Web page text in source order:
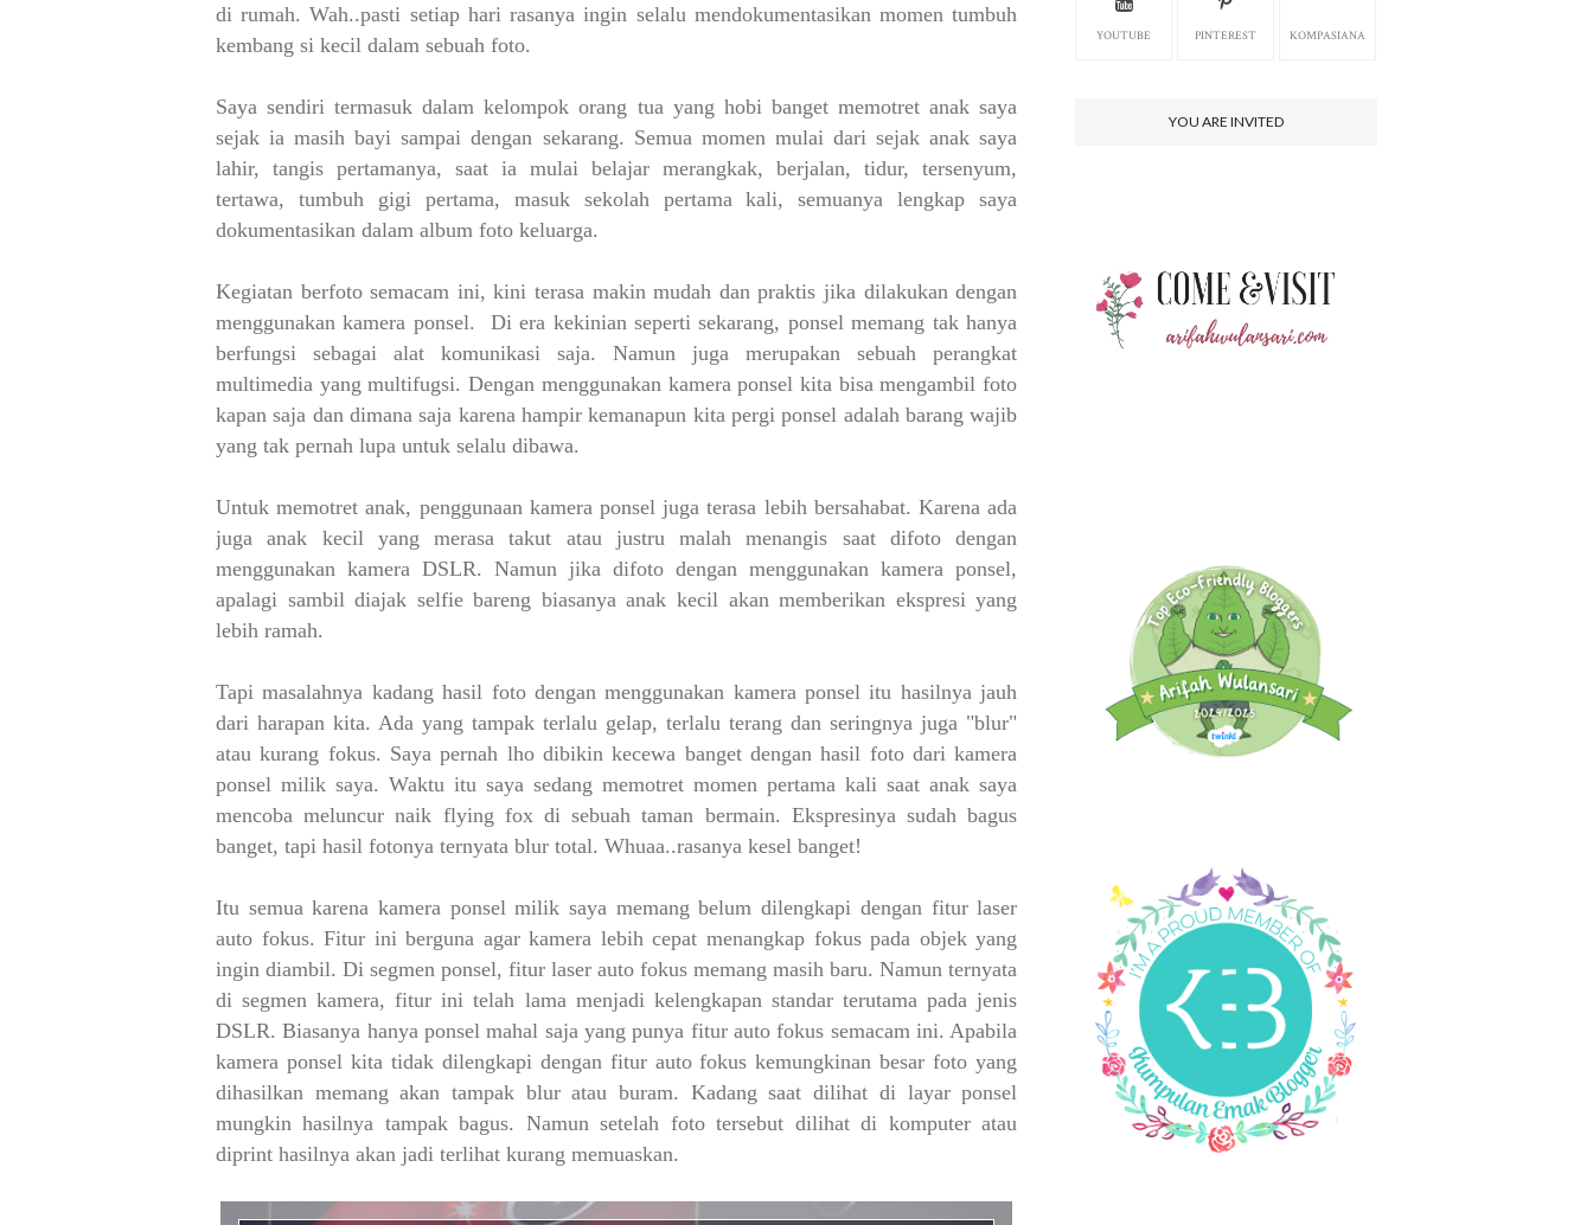
di rumah. Wah..pasti setiap hari rasanya ingin selalu mendokumentasikan momen tumbuh
kembang si kecil dalam sebuah foto.
Saya sendiri termasuk dalam kelompok orang tua yang hobi banget memotret anak saya
sejak ia masih bayi sampai dengan sekarang. Semua momen mulai dari sejak anak saya
lahir, tangis pertamanya, saat ia mulai belajar merangkak, berjalan, tidur, tersenyum,
tertawa, tumbuh gigi pertama, masuk sekolah pertama kali, semuanya lengkap saya
dokumentasikan dalam album foto keluarga.
Kegiatan berfoto semacam ini, kini terasa makin mudah dan praktis jika dilakukan dengan
menggunakan kamera ponsel. Di era kekinian seperti sekarang, ponsel memang tak hanya
berfungsi sebagai alat komunikasi saja. Namun juga merupakan sebuah perangkat
multimedia yang multifugsi.Dengan menggunakan kamera ponsel kita bisa mengambil foto
kapan saja dan dimana saja karena hampir kemanapun kita pergi ponsel adalah barang wajib
yang tak pernah lupa untuk selalu dibawa.
Untuk memotret anak, penggunaan kamera ponsel juga terasa lebih bersahabat. Karena ada
juga anak kecil yang merasa takut atau justru malah menangis saat difoto dengan
menggunakan kamera DSLR. Namun jika difoto dengan menggunakan kamera ponsel,
apalagi sambil diajak selfie bareng biasanya anak kecil akan memberikan ekspresi yang
lebih ramah.
Tapi masalahnya kadang hasil foto dengan menggunakan kamera ponsel itu hasilnya jauh
dari harapan kita. Ada yang tampak terlalu gelap, terlalu terang dan seringnya juga "blur"
atau kurang fokus. Saya pernah lho dibikin kecewa banget dengan hasil foto dari kamera
ponsel milik saya. Waktu itu saya sedang memotret momen pertama kali saat anak saya
mencoba meluncur naik flying fox di sebuah taman bermain. Ekspresinya sudah bagus
banget, tapi hasil fotonya ternyata blur total. Whuaa..rasanya kesel banget!
Itu semua karena kamera ponsel milik saya memang belum dilengkapi dengan fitur laser
auto fokus. Fitur ini berguna agar kamera lebih cepat menangkap fokus pada objek yang
ingin diambil. Di segmen ponsel, fitur laser auto fokus memang masih baru. Namun ternyata
di segmen kamera, fitur ini telah lama menjadi kelengkapan standar terutama pada jenis
DSLR. Biasanya hanya ponsel mahal saja yang punya fitur auto fokus semacam ini. Apabila
kamera ponsel kita tidak dilengkapi dengan fitur auto fokus kemungkinan besar foto yang
dihasilkan memang akan tampak blur atau buram. Kadang saat dilihat di layar ponsel
mungkin hasilnya tampak bagus. Namun setelah foto tersebut dilihat di komputer atau
diprint hasilnya akan jadi terlihat kurang memuaskan.
YOUTUBE PINTEREST KOMPASIANA
YOU ARE INVITED